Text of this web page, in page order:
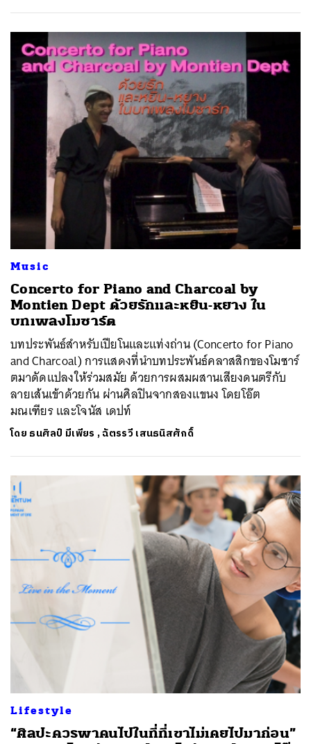
Music
Concerto for Piano and Charcoal by
Montien Dept ด้วยรักและหยิน-หยาง ใน
บทเพลงโมซาร์ต
บทประพันธ์สำหรับเปียโนและแท่งถ่าน (Concerto for Piano
and Charcoal) การแสดงที่นำบทประพันธ์คลาสสิกของโมซาร์
ตมาดัดแปลงให้ร่วมสมัย ด้วยการผสมผสานเสียงดนตรีกับ
ลายเส้นเข้าด้วยกัน ผ่านศิลปินจากสองแขนง โดยโอ๊ต
มณเฑียร และโจนัส เดปท์
โดย ธนศิลป์ มีเพียร ,ฉัตรรวี เสนธนิสศักดิ์
Lifestyle
“ศิลปะควรพาคนไปในที่ที่เขาไม่เคยไปมาก่อน”
SHARE TWEET LINE EMAIL